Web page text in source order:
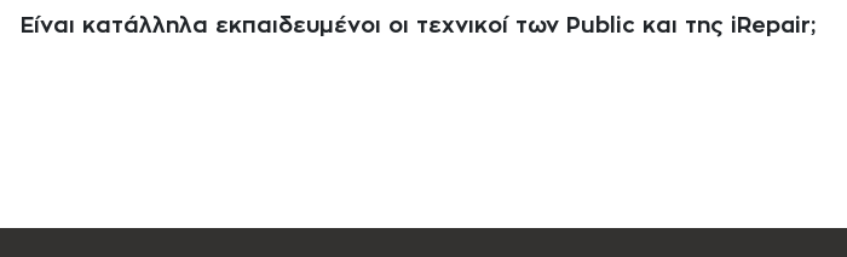
Είναι κατάλληλα εκπαιδευμένοι οι τεχνικοί των Public και της iRepair;